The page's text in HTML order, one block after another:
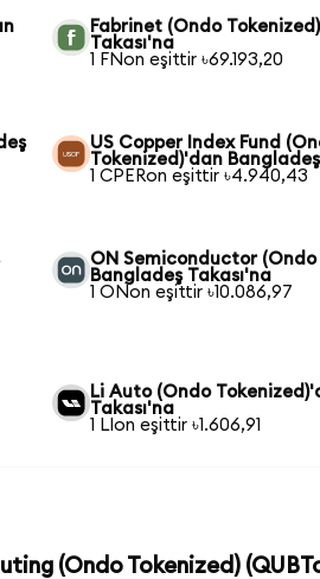
Fabrinet (Ondo
Takası'na
1 FNon eşittir ৳69.193,20
US Copper Index Fund
Tokenized)'dan
1 CPERon eşittir ৳4.940,43
ON Semiconductor
Bangladeş Takası'na
1 ONon eşittir ৳10.086,97
Li Auto (Ondo
Takası'na
1 LIon eşittir ৳1.606,91
(Ondo Tokenized)